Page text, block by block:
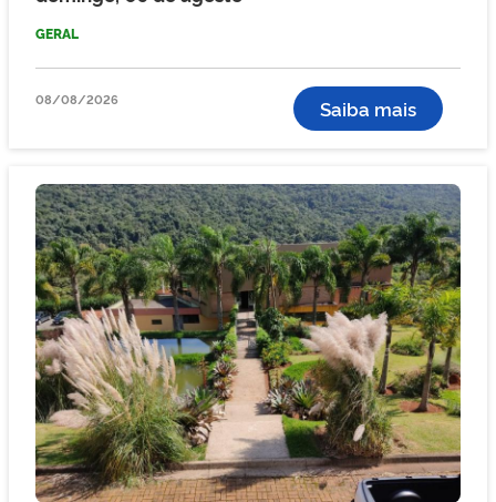
GERAL
08/08/2026 Saiba mais